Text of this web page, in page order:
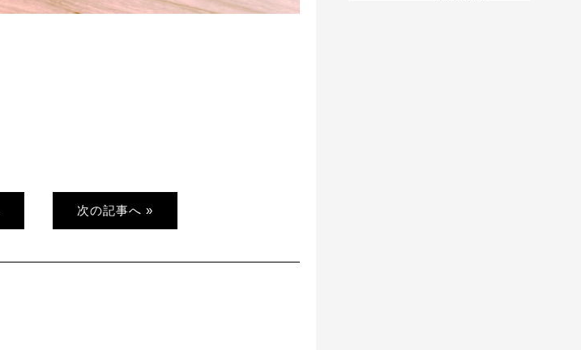
次の記事へ »